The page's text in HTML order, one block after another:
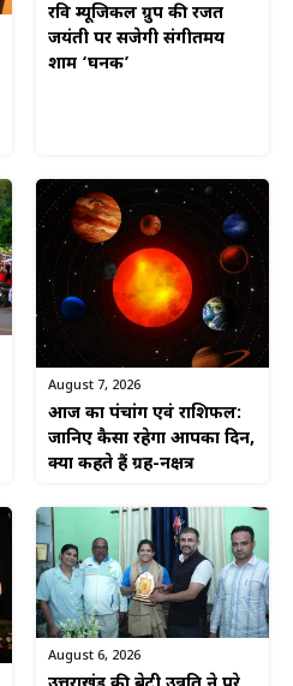
रवि म्यूजिकल ग्रुप की रजत
जयंती पर सजेगी संगीतमय
शाम ‘घनक’
August 7, 2026
आज का पंचांग एवं राशिफल:
जानिए कैसा रहेगा आपका दिन,
क्या कहते हैं ग्रह-नक्षत्र
August 6, 2026